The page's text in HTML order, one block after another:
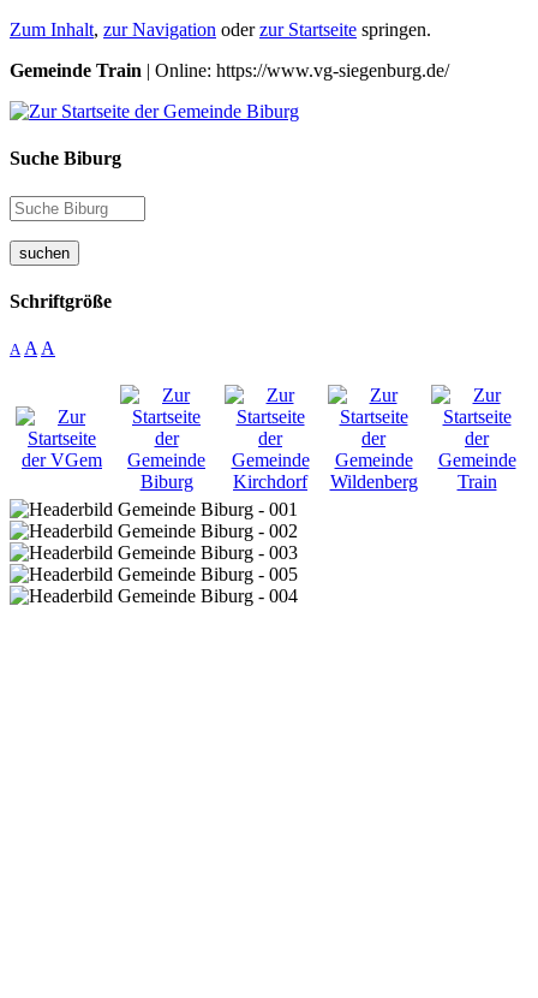
Zum Inhalt, zur Navigation oderzur Startseite springen.
Gemeinde Train | Online: https://www.vg-siegenburg.de/
Suche Biburg
suchen
Schriftgröße
A A A